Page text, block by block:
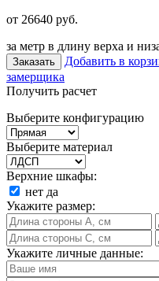
от 26640 руб.
за метр в длину верха и
Заказать Добавить в
замерщика
Получить расчет
Выберите конфигурацию
Выберите материал
Верхние шкафы:
нет да
Укажите размер:
Укажите личные данные: